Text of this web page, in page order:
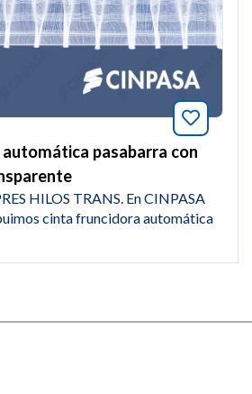
Añade
pasabarra con
HILOS TRANS. En CINPASA
cinta fruncidora automática